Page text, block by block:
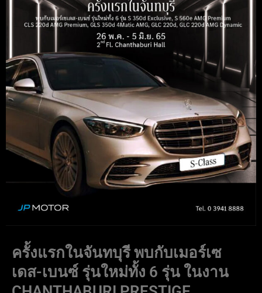
ครั้งแรกในจันทบุรี พบกับเมอร์เซ
เดส-เบนซ์ รุ่นใหม่ทั้ง 6 รุ่น ในงาน